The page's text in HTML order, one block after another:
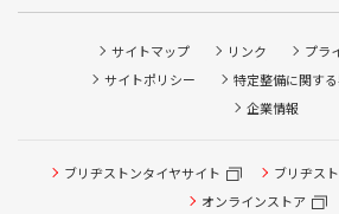
サイトマップ リンク
プラ
サイトポリシー
特定整備に関す
企業情報
ブリヂストンタイヤサイト
ブリヂス
オンラインストア